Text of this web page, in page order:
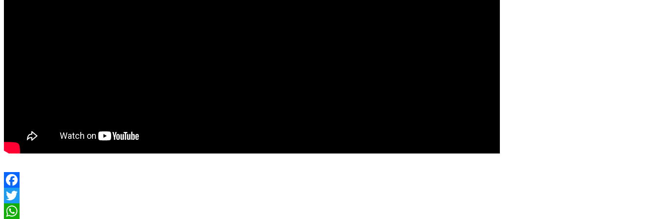
Facebook
Twitter